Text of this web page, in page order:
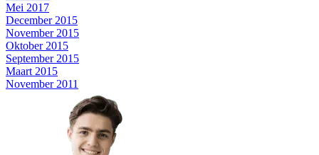
Mei 2017
December 2015
November 2015
Oktober 2015
September 2015
Maart 2015
November 2011